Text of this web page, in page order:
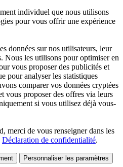
individuel que nous utilisons
pour vous offrir une expérience
données sur nos utilisateurs, leur
Nous les utilisons pour optimiser en
vous proposer des publicités et
pour analyser les statistiques
comparer vos données cryptées
vous proposer des offres via leurs
si vous utilisez déjà vous-
merci de vous renseigner dans les
Déclaration de confidentialité.
Personnaliser les paramètres